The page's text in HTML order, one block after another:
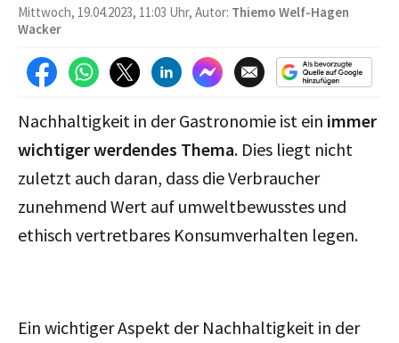
Mittwoch, 19.04.2023, 11:03 Uhr, Autor: Thiemo Welf-Hagen
Wacker
Nachhaltigkeit in der Gastronomie ist ein immer
wichtiger werdendes Thema. Dies liegt nicht
zuletzt auch daran, dass die Verbraucher
zunehmend Wert auf umweltbewusstes und
ethisch vertretbares Konsumverhalten legen.
Ein wichtiger Aspekt der Nachhaltigkeit in der